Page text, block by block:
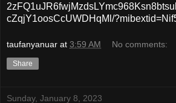
cZqjY1oosCcUWDHqMl/
taufanyanuar at 3:59 AM No comments:
Share
Sunday, January 8, 2023